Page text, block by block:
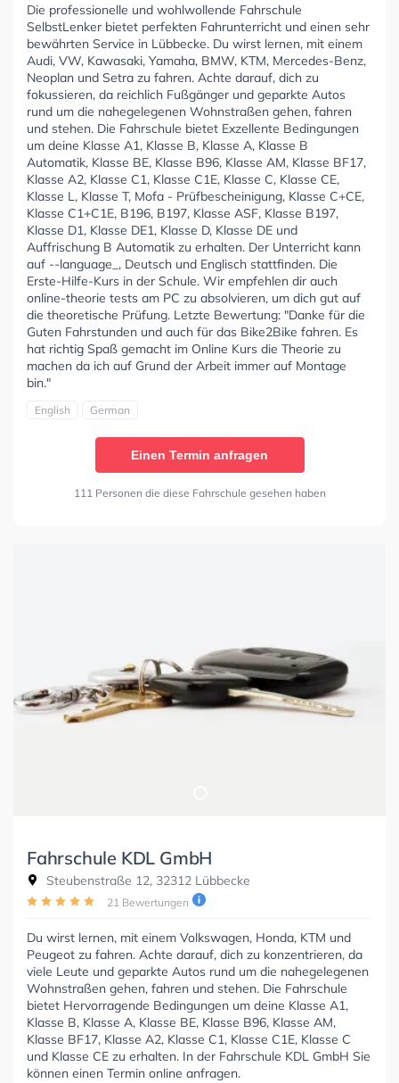
Die professionelle und wohlwollende Fahrschule
SelbstLenker bietet perfekten Fahrunterricht und einen sehr
bewährten Service in Lübbecke. Du wirst lernen, mit einem
Audi, VW, Kawasaki, Yamaha, BMW, KTM, Mercedes-Benz,
Neoplan und Setra zu fahren. Achte darauf, dich zu
fokussieren, da reichlich Fußgänger und geparkte Autos
rund um die nahegelegenen Wohnstraßen gehen, fahren
und stehen. Die Fahrschule bietet Exzellente Bedingungen
um deine Klasse A1, Klasse B, Klasse A, Klasse B
Automatik, Klasse BE, Klasse B96, Klasse AM, Klasse BF17,
Klasse A2, Klasse C1, Klasse C1E, Klasse C, Klasse CE,
Klasse L, Klasse T, Mofa - Prüfbescheinigung, Klasse C+CE,
Klasse C1+C1E, B196, B197, Klasse ASF, Klasse B197,
Klasse D1, Klasse DE1, Klasse D, Klasse DE und
Auffrischung B Automatik zu erhalten. Der Unterricht kann
auf --language_, Deutsch und Englisch stattfinden. Die
Erste-Hilfe-Kurs in der Schule. Wir empfehlen dir auch
online-theorie tests am PC zu absolvieren, um dich gut auf
die theoretische Prüfung. Letzte Bewertung: "Danke für die
Guten Fahrstunden und auch für das Bike2Bike fahren. Es
hat richtig Spaß gemacht im Online Kurs die Theorie zu
machen da ich auf Grund der Arbeit immer auf Montage
bin."
English German
Einen Termin anfragen
111 Personen die diese Fahrschule gesehen haben
Fahrschule KDL GmbH
Steubenstraße 12, 32312 Lübbecke
21 Bewertungen
Du wirst lernen, mit einem Volkswagen, Honda, KTM und
Peugeot zu fahren. Achte darauf, dich zu konzentrieren, da
viele Leute und geparkte Autos rund um die nahegelegenen
Wohnstraßen gehen, fahren und stehen. Die Fahrschule
bietet Hervorragende Bedingungen um deine Klasse A1,
Klasse B, Klasse A, Klasse BE, Klasse B96, Klasse AM,
Klasse BF17, Klasse A2, Klasse C1, Klasse C1E, Klasse C
und Klasse CE zu erhalten. In der Fahrschule KDL GmbH Sie
können einen Termin online anfragen.